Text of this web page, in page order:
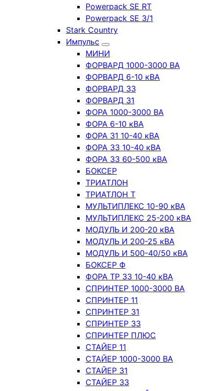
Powerpack SE RT
Powerpack SE 3/1
Stark Country
Импульс
МИНИ
ФОРВАРД 1000-3000 ВА
ФОРВАРД 6-10 кВА
ФОРВАРД 33
ФОРВАРД 31
ФОРА 1000-3000 ВА
ФОРА 6-10 кВА
ФОРА 31 10-40 кВА
ФОРА 33 10-40 кВА
ФОРА 33 60-500 кВА
БОКСЕР
ТРИАТЛОН
ТРИАТЛОН Т
МУЛЬТИПЛЕКС 10-90 кВА
МУЛЬТИПЛЕКС 25-200 кВА
МОДУЛЬ И 200-20 кВА
МОДУЛЬ И 200-25 кВА
МОДУЛЬ И 500-40/50 кВА
БОКСЕР Ф
ФОРА ТР 33 10-40 кВА
СПРИНТЕР 1000-3000 ВА
СПРИНТЕР 11
СПРИНТЕР 31
СПРИНТЕР 33
СПРИНТЕР ПЛЮС
СТАЙЕР 11
СТАЙЕР 1000-3000 ВА
СТАЙЕР 31
СТАЙЕР 33